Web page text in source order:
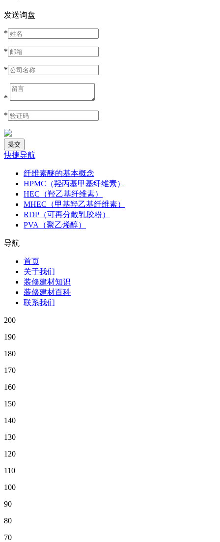
发送询盘
*
*
*
*
*
快捷导航
纤维素醚的基本概念
HPMC（羟丙基甲基纤维素）
HEC（羟乙基纤维素）
MHEC（甲基羟乙基纤维素）
RDP（可再分散乳胶粉）
PVA（聚乙烯醇）
导航
首页
关于我们
装修建材知识
装修建材百科
联系我们
200
190
180
170
160
150
140
130
120
110
100
90
80
70